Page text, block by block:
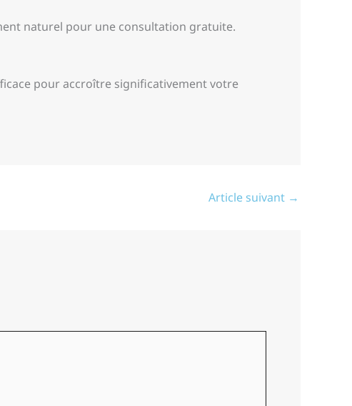
naturel pour une consultation gratuite.
pour accroître significativement votre
Article suivant →